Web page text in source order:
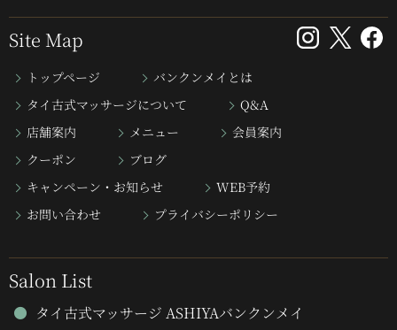
Site Map
トップページ
バンクンメイとは
タイ古式マッサージについて
Q&A
店舗案内
メニュー
会員案内
クーポン
ブログ
キャンペーン・お知らせ
WEB予約
お問い合わせ
プライバシーポリシー
Salon List
タイ古式マッサージ ASHIYAバンクンメイ